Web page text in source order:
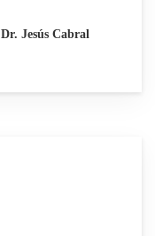
Dr. Jesús Cabral